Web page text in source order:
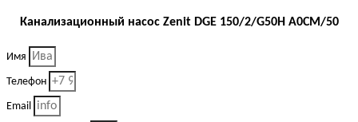
Канализационный насос Zenit DGE 150/2/G50H A0CM/50
Имя
Телефон
Email